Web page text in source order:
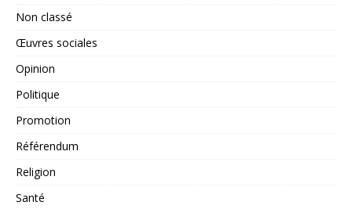
Non classé
Œuvres sociales
Opinion
Politique
Promotion
Référendum
Religion
Santé